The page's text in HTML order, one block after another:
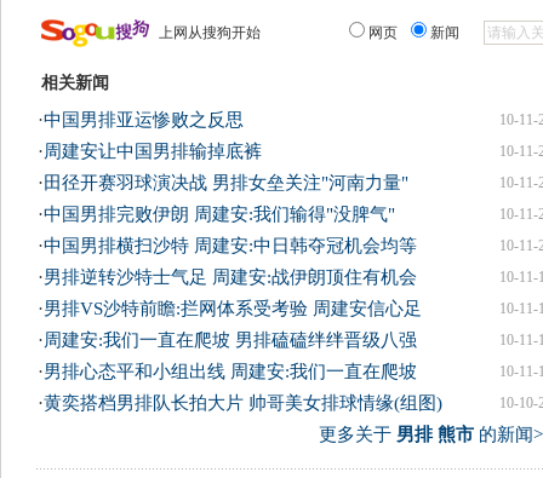
上网从搜狗开始 网页 新闻
相关新闻
10-11-
·中国男排亚运惨败之反思
10-11-
·周建安让中国男排输掉底裤
10-11-
·田径开赛羽球演决战 男排女垒关注"河南力量"
10-11-
·中国男排完败伊朗 周建安:我们输得"没脾气"
10-11-
·中国男排横扫沙特 周建安:中日韩夺冠机会均等
10-11-
·男排逆转沙特士气足 周建安:战伊朗顶住有机会
10-11-
·男排VS沙特前瞻:拦网体系受考验 周建安信心足
10-11-
·周建安:我们一直在爬坡 男排磕磕绊绊晋级八强
10-11-
·男排心态平和小组出线 周建安:我们一直在爬坡
10-10-
·黄奕搭档男排队长拍大片 帅哥美女排球情缘(组图)
更多关于 男排 熊市的新闻